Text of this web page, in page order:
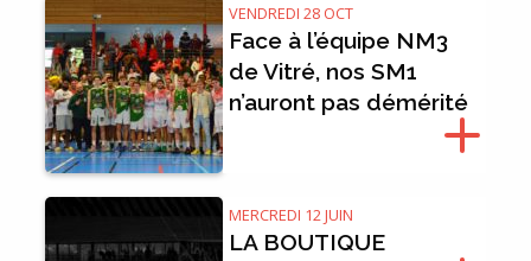
VENDREDI 28 OCT
Face à l’équipe NM3
de Vitré, nos SM1
n’auront pas démérité
MERCREDI 12 JUIN
LA BOUTIQUE